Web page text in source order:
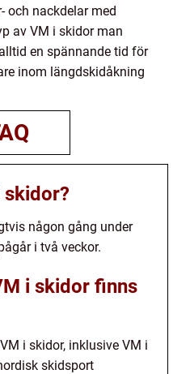
och nackdelar med
av VM i skidor man
en spännande tid för
inom längdskidåkning
någon gång under
i två veckor.
i skidor finns
i skidor, inklusive VM i
skidsport